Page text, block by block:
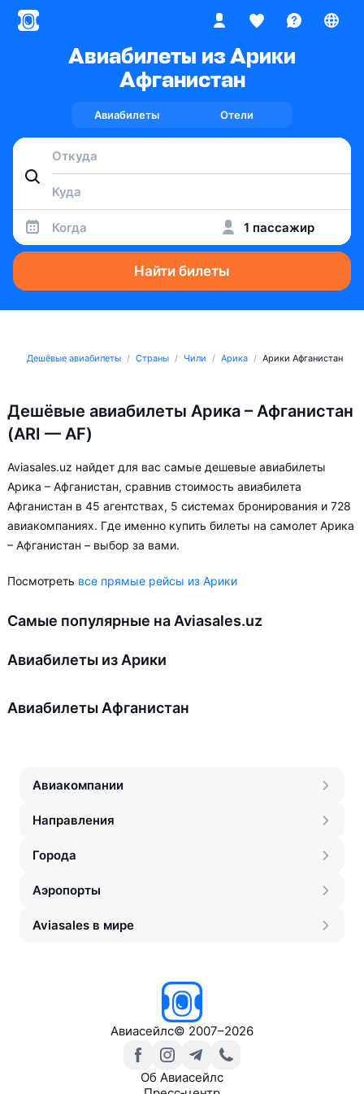
Авиабилеты из Арики
Афганистан
Авиабилеты Отели
Когда 1 пассажир
Найти билеты
Дешёвые авиабилеты Страны Чили Арика Арики Афганистан
Дешёвые авиабилеты Арика – Афганистан
(ARI — AF)
Aviasales.uz найдет для вас самые дешевые авиабилеты
Арика – Афганистан, сравнив стоимость авиабилета
Афганистан в 45 агентствах, 5 системах бронирования и 728
авиакомпаниях. Где именно купить билеты на самолет Арика
– Афганистан – выбор за вами.
Посмотреть все прямые рейсы из Арики
Самые популярные на Aviasales.uz
Авиабилеты из Арики
Авиабилеты Афганистан
Авиакомпании
Направления
Города
Аэропорты
Aviasales в мире
Авиасейлс© 2007–2026
Об Авиасейлс